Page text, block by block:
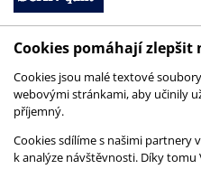
Cookies pomáhají zlepšit
Cookies jsou malé textové
webovými stránkami, aby učinily
příjemný.
Cookies sdílíme s našimi partnery
k analýze návštěvnosti. Díky